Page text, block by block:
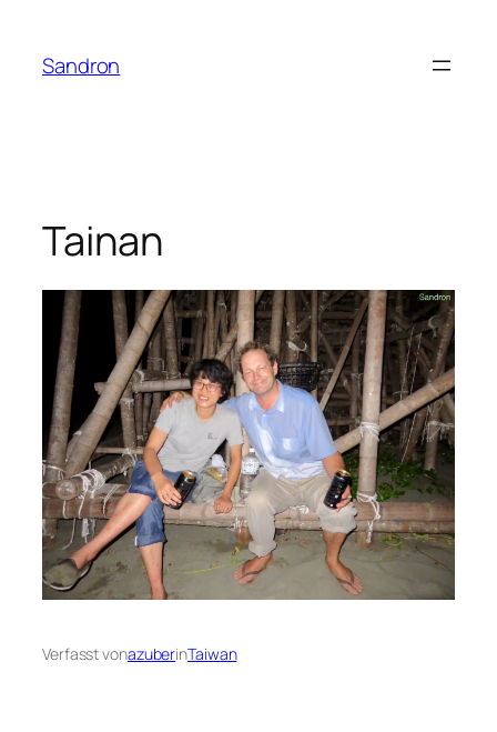
springen
Sandron
Tainan
Verfasst vonazuberinTaiwan